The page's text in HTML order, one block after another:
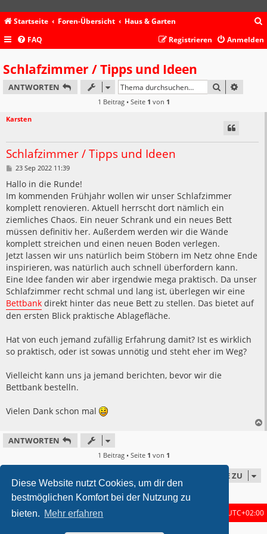
Diese Website nutzt Cookies, um dir den
bestmöglichen Komfort bei der Nutzung zu
bieten. Mehr erfahren
Startseite Foren-Übersicht Haus & Garten
c
FAQ Anmelden
Registrieren
Schlafzimmer / Tipps und Ideen
ANTWORTEN SUCHE
1 Beitrag • Seite 1 von 1
Karsten
Schlafzimmer / Tipps und Ideen
B
i
r
a
g
23 Sep 2022 11:39
Hallo in die Runde!
Im kommenden Frühjahr wollen wir unser Schlafzimmer
komplett renovieren. Aktuell herrscht dort nämlich ein
ziemliches Chaos. Ein neuer Schrank und ein neues Bett
müssen definitiv her. Außerdem werden wir die Wände
komplett streichen und einen neuen Boden verlegen.
Jetzt lassen wir uns natürlich beim Stöbern im Netz ohne Ende
inspirieren, was natürlich auch schnell überfordern kann.
Eine Idee fanden wir aber irgendwie mega praktisch. Da unser
Schlafzimmer recht schmal und lang ist, überlegen wir eine
Bettbank direkt hinter das neue Bett zu stellen. Das bietet auf
den ersten Blick praktische Ablagefläche.
Hat von euch jemand zufällig Erfahrung damit? Ist es wirklich
so praktisch, oder ist sowas unnötig und steht eher im Weg?
Vielleicht kann uns ja jemand berichten, bevor wir die
Bettbank bestelln.
Vielen Dank schon mal
ANTWORTEN
1 Beitrag • Seite 1 von 1
GEHE ZU
Startseite Foren-Übersicht UTC+02:00